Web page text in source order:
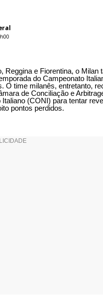
Reggina e Fiorentina, o Milan
do Campeonato
O time milanês, entretanto,
de Conciliação e
(CONI) para tentar
pontos perdidos.